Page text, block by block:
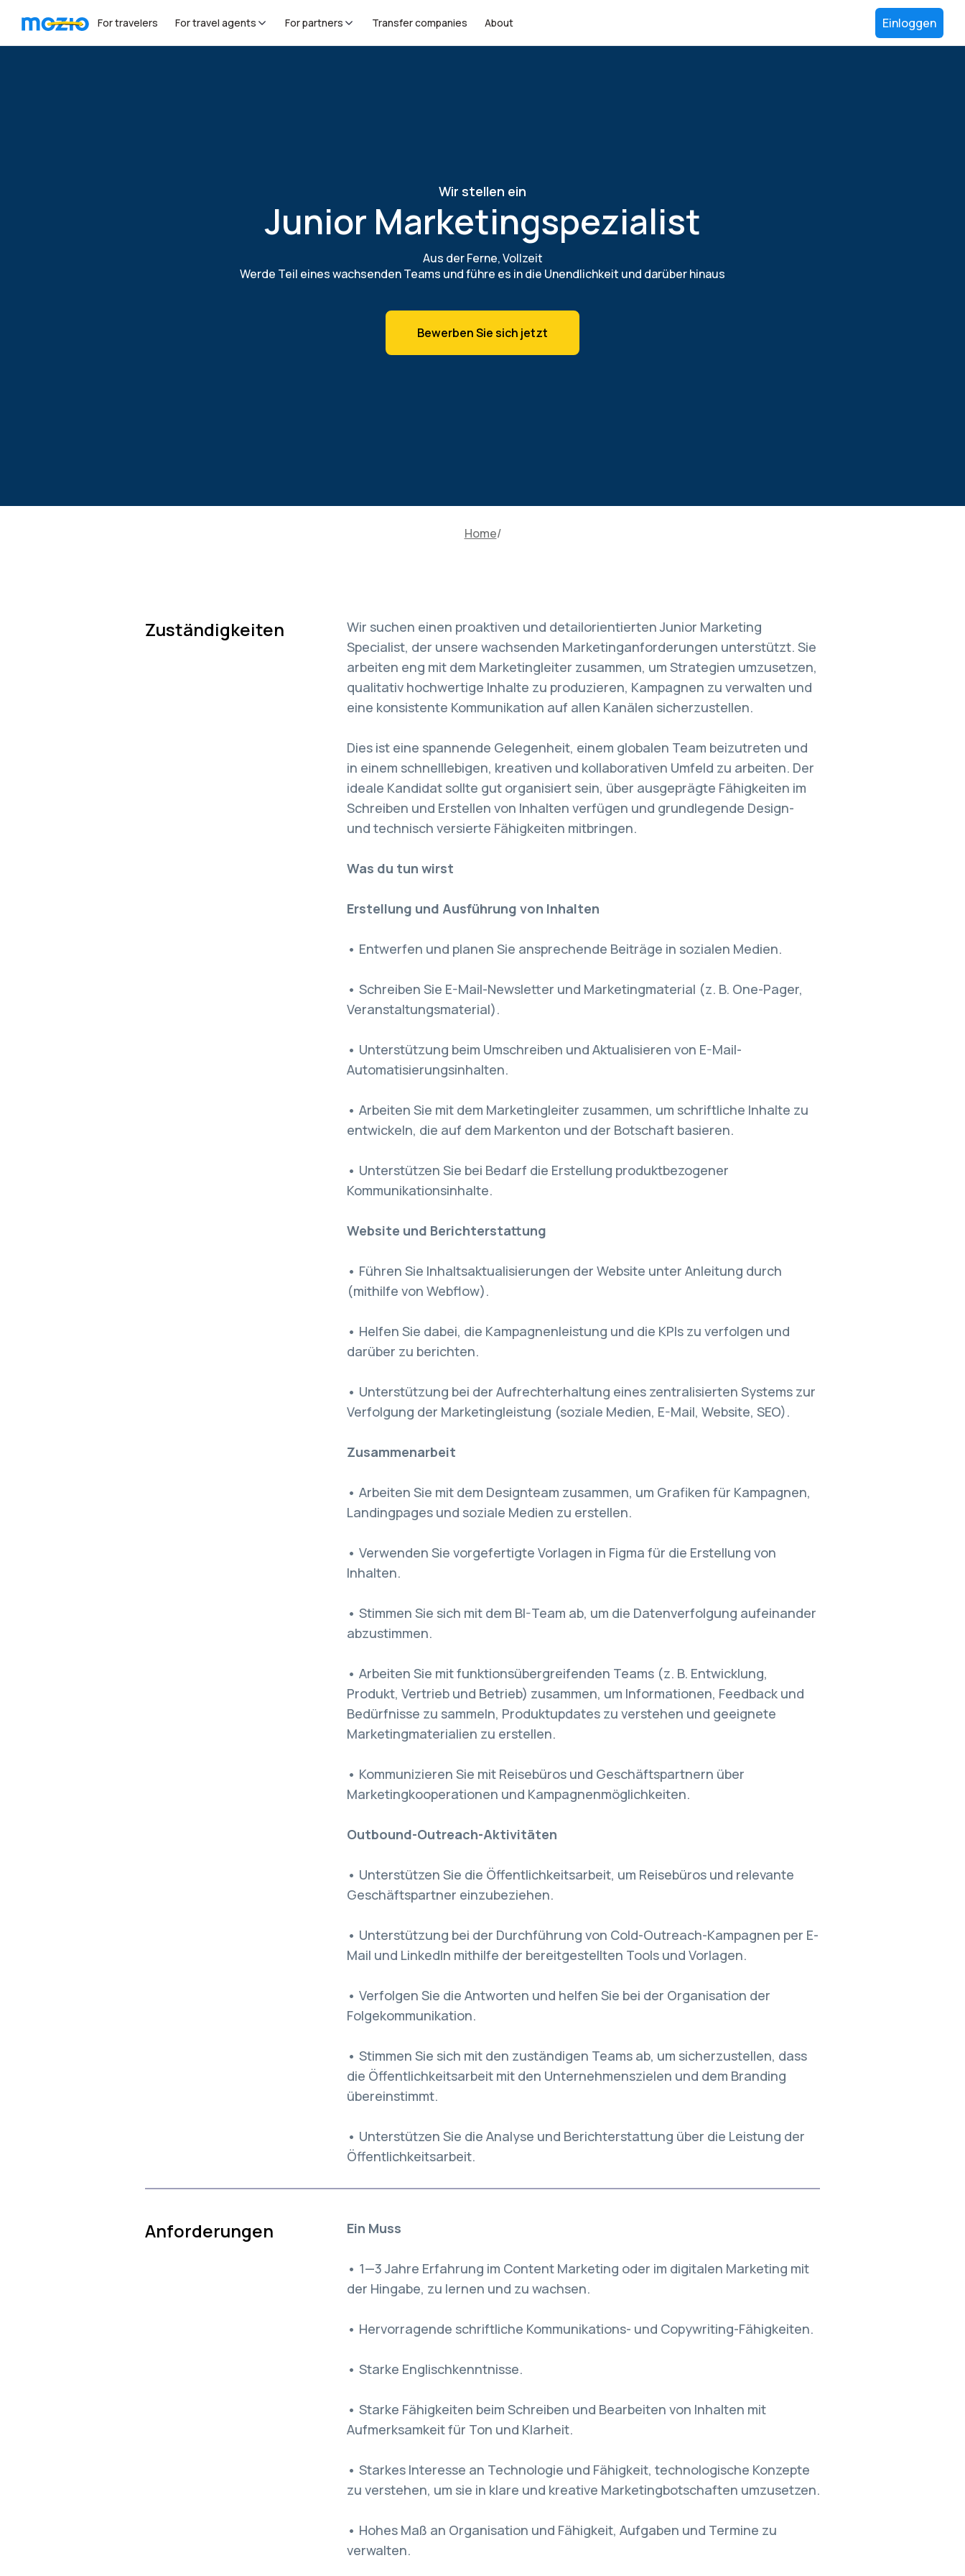
For travelers For travel agents For partners Transfer companies About Einloggen
Wir stellen ein
Junior Marketingspezialist
Aus der Ferne, Vollzeit
Werde Teil eines wachsenden Teams und führe es in die Unendlichkeit und darüber hinaus
Bewerben Sie sich jetzt
Home
Zuständigkeiten
Wir suchen einen proaktiven und detailorientierten Junior Marketing
Specialist, der unsere wachsenden Marketinganforderungen unterstützt. Sie
arbeiten eng mit dem Marketingleiter zusammen, um Strategien umzusetzen,
qualitativ hochwertige Inhalte zu produzieren, Kampagnen zu verwalten und
eine konsistente Kommunikation auf allen Kanälen sicherzustellen.
Dies ist eine spannende Gelegenheit, einem globalen Team beizutreten und
in einem schnelllebigen, kreativen und kollaborativen Umfeld zu arbeiten. Der
ideale Kandidat sollte gut organisiert sein, über ausgeprägte Fähigkeiten im
Schreiben und Erstellen von Inhalten verfügen und grundlegende Design-
und technisch versierte Fähigkeiten mitbringen.
Was du tun wirst
Erstellung und Ausführung von Inhalten
• Entwerfen und planen Sie ansprechende Beiträge in sozialen Medien.
• Schreiben Sie E-Mail-Newsletter und Marketingmaterial (z. B. One-Pager,
Veranstaltungsmaterial).
• Unterstützung beim Umschreiben und Aktualisieren von E-Mail-
Automatisierungsinhalten.
• Arbeiten Sie mit dem Marketingleiter zusammen, um schriftliche Inhalte zu
entwickeln, die auf dem Markenton und der Botschaft basieren.
• Unterstützen Sie bei Bedarf die Erstellung produktbezogener
Kommunikationsinhalte.
Website und Berichterstattung
• Führen Sie Inhaltsaktualisierungen der Website unter Anleitung durch
(mithilfe von Webflow).
• Helfen Sie dabei, die Kampagnenleistung und die KPIs zu verfolgen und
darüber zu berichten.
• Unterstützung bei der Aufrechterhaltung eines zentralisierten Systems zur
Verfolgung der Marketingleistung (soziale Medien, E-Mail, Website, SEO).
Zusammenarbeit
• Arbeiten Sie mit dem Designteam zusammen, um Grafiken für Kampagnen,
Landingpages und soziale Medien zu erstellen.
• Verwenden Sie vorgefertigte Vorlagen in Figma für die Erstellung von
Inhalten.
• Stimmen Sie sich mit dem BI-Team ab, um die Datenverfolgung aufeinander
abzustimmen.
• Arbeiten Sie mit funktionsübergreifenden Teams (z. B. Entwicklung,
Produkt, Vertrieb und Betrieb) zusammen, um Informationen, Feedback und
Bedürfnisse zu sammeln, Produktupdates zu verstehen und geeignete
Marketingmaterialien zu erstellen.
• Kommunizieren Sie mit Reisebüros und Geschäftspartnern über
Marketingkooperationen und Kampagnenmöglichkeiten.
Outbound-Outreach-Aktivitäten
• Unterstützen Sie die Öffentlichkeitsarbeit, um Reisebüros und relevante
Geschäftspartner einzubeziehen.
• Unterstützung bei der Durchführung von Cold-Outreach-Kampagnen per E-
Mail und LinkedIn mithilfe der bereitgestellten Tools und Vorlagen.
• Verfolgen Sie die Antworten und helfen Sie bei der Organisation der
Folgekommunikation.
• Stimmen Sie sich mit den zuständigen Teams ab, um sicherzustellen, dass
die Öffentlichkeitsarbeit mit den Unternehmenszielen und dem Branding
übereinstimmt.
• Unterstützen Sie die Analyse und Berichterstattung über die Leistung der
Öffentlichkeitsarbeit.
Anforderungen Ein Muss
• 1—3 Jahre Erfahrung im Content Marketing oder im digitalen Marketing mit
der Hingabe, zu lernen und zu wachsen.
• Hervorragende schriftliche Kommunikations- und Copywriting-Fähigkeiten.
• Starke Englischkenntnisse.
• Starke Fähigkeiten beim Schreiben und Bearbeiten von Inhalten mit
Aufmerksamkeit für Ton und Klarheit.
• Starkes Interesse an Technologie und Fähigkeit, technologische Konzepte
zu verstehen, um sie in klare und kreative Marketingbotschaften umzusetzen.
• Hohes Maß an Organisation und Fähigkeit, Aufgaben und Termine zu
verwalten.